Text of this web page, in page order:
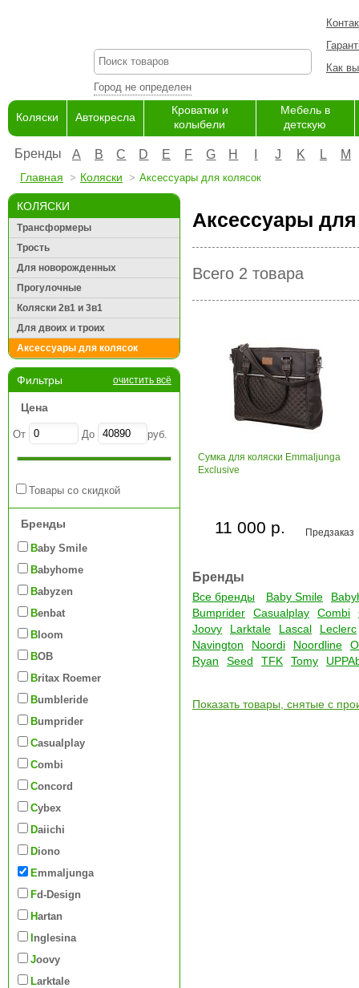
Город не определен
Как
Коляски Автокресла
Кроватки и
колыбели
Мебель в
детскую
Бренды A B C D E F G H J K L M
Главная Коляски Аксессуары для колясок
КОЛЯСКИ
Трансформеры
Трость
Для новорожденных
Прогулочные
Коляски 2в1 и 3в1
Для двоих и троих
Аксессуары для колясок
Фильтры очистить всё
Цена
От До руб.
Товары со скидкой
Бренды
Baby Smile
Babyhome
Babyzen
Benbat
Bloom
BOB
Britax Roemer
Bumbleride
Bumprider
Casualplay
Combi
Concord
Cybex
Daiichi
Diono
Emmaljunga
Fd-Design
Hartan
Inglesina
Joovy
Larktale
Аксессуары
Всего 2 товара
Сумка для коляски Emmaljunga
Exclusive
Предзаказ
11 000 р.
Бренды
Все бренды Baby Smile
Bumprider
Casualplay Combi
Joovy
Larktale Lascal
Leclerc
Navington
Noordi Noordline
Ryan
Seed TFK Tomy
Показать товары, снятые с